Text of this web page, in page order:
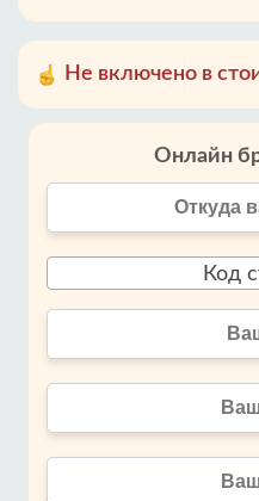
Не включено в
Онлайн
Код